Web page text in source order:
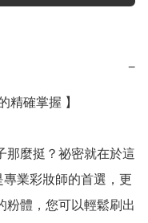
−
精確掌握 】
那麼挺？祕密就在於這
業彩妝師的首選，更
粉體，您可以輕鬆刷出